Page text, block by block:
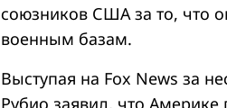
союзников США за то, что
военным базам.
Выступая на Fox News за
Рубио заявил, что Америке